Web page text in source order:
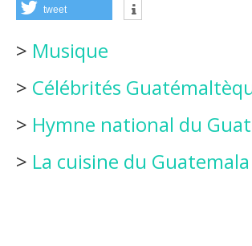
tweet
> Musique
> Célébrités
> Hymne national du
> La cuisine du Guatemala